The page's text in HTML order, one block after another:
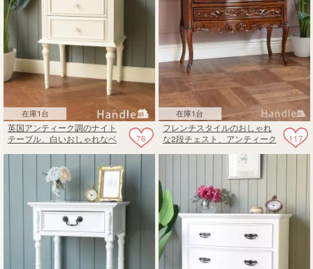
在庫1台
76
英国アンティーク調のナイト
テーブル、白いおしゃれなベ
在庫1台
117
フレンチスタイルのおしゃれ
な2段チェスト、アンティーク